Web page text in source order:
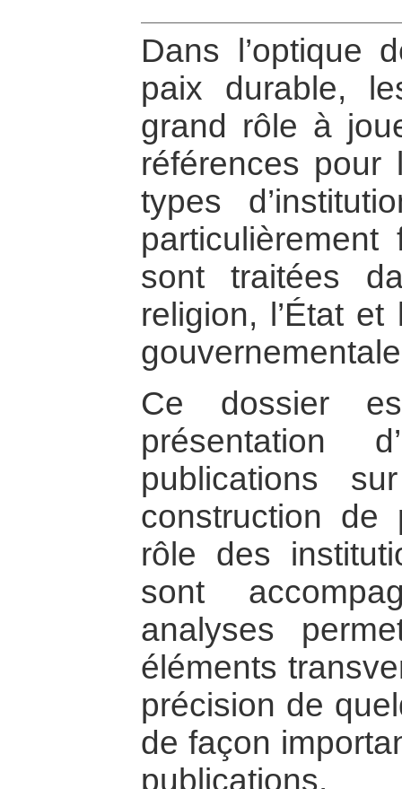
Dans l’optique
paix durable,
grand rôle à
références pour
types
sont traitées
religion, l’État
Ce dossier
présentation
publications
construction
rôle des
sont
analyses
éléments
précision de
de façon
publications.